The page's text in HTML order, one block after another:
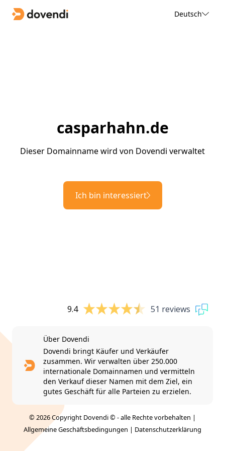
Deutsch
casparhahn.de
Dieser Domainname wird von Dovendi verwaltet
Ich bin interessiert
9.4 51 reviews
Über Dovendi
Dovendi bringt Käufer und Verkäufer
zusammen. Wir verwalten über 250.000
internationale Domainnamen und vermitteln
den Verkauf dieser Namen mit dem Ziel, ein
gutes Geschäft für alle Parteien zu erzielen.
© 2026 Copyright Dovendi © - alle Rechte vorbehalten |
Allgemeine Geschäftsbedingungen | Datenschutzerklärung